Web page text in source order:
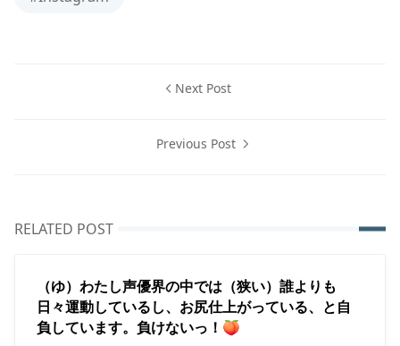
Next Post
Previous Post
RELATED POST
（ゆ）わたし声優界の中では（狭い）誰よりも
日々運動しているし、お尻仕上がっている、と自
負しています。負けないっ！🍑